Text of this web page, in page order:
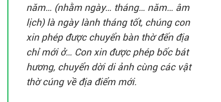
năm… (nhằm ngày… tháng… năm… âm
lịch) là ngày lành tháng tốt, chúng con
xin phép được chuyển bàn thờ đến địa
chỉ mới ở… Con xin được phép bốc bát
hương, chuyển dời di ảnh cùng các vật
thờ cúng về địa điểm mới.